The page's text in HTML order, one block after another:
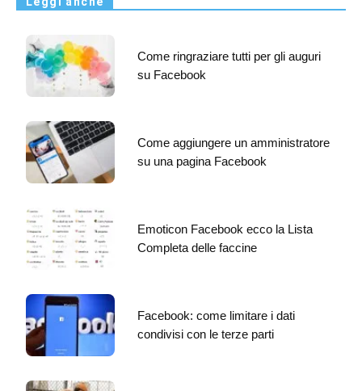
Come ringraziare tutti per gli auguri
su Facebook
Come aggiungere un amministratore
su una pagina Facebook
Emoticon Facebook ecco la Lista
Completa delle faccine
Facebook: come limitare i dati
condivisi con le terze parti